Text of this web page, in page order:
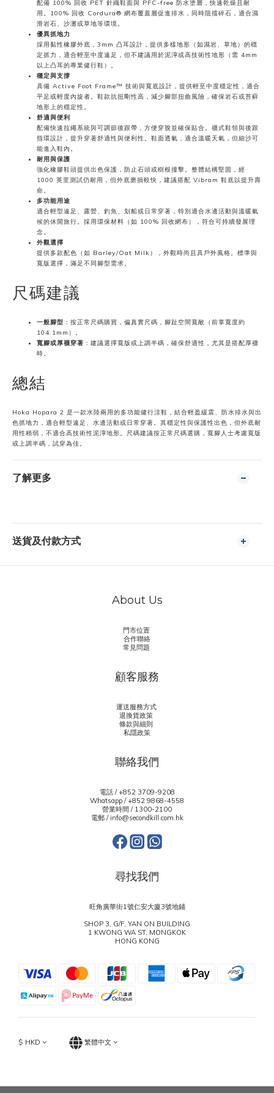
配備 100% 回收 PET 針織鞋面與 PFC-free 防水塗層，快速乾燥且耐
用。100% 回收 Cordura® 網布覆蓋層促進排水，同時阻擋碎石，適合濕
滑岩石、沙灘或草地等環境。
優異抓地力
採用黏性橡膠外底，3mm 凸耳設計，提供多樣地形（如濕岩、草地）的穩
定抓力，適合輕至中度遠足，但不建議用於泥濘或高技術性地形（需 4mm
以上凸耳的專業健行鞋）。
穩定與支撐
具備 Active Foot Frame™ 技術與寬底設計，提供輕至中度穩定性，適合
平足或輕度內旋者。鞋款抗扭剛性高，減少腳部扭曲風險，確保岩石或苔蘚
地形上的穩定性。
舒適與便利
配備快速拉繩系統與可調節後跟帶，方便穿脫並確保貼合。襪式鞋領與後跟
指環設計，提升穿著舒適性與便利性。鞋面透氣，適合溫暖天氣，但細沙可
能進入鞋內。
耐用與保護
強化橡膠鞋頭提供出色保護，防止石頭或樹根撞擊。整體結構堅固，經
1000 英里測試仍耐用，但外底磨損較快，建議搭配 Vibram 鞋底以提升壽
命。
多功能用途
適合輕型遠足、露營、釣魚、划船或日常穿著，特別適合水邊活動與溫暖氣
候的休閒旅行。採用環保材料（如 100% 回收網布），符合可持續發展理
念。
外觀選擇
提供多款配色（如 Barley/Oat Milk），外觀時尚且具戶外風格。標準與
寬版選擇，滿足不同腳型需求。
尺碼建議
一般腳型 ：按正常尺碼購買，偏真實尺碼，腳趾空間寬敞（前掌寬度約
104.1mm）。
寬腳或厚襪穿著 ：建議選擇寬版或上調半碼，確保舒適性，尤其是搭配厚襪
時。
總結
Hoka Hopara 2 是一款水陸兩用的多功能健行涼鞋，結合輕盈緩震、防水排水與出
色抓地力，適合輕型遠足、水邊活動或日常穿著。其穩定性與保護性出色，但外底耐
用性稍弱，不適合高技術性泥濘地形。尺碼建議按正常尺碼選購，寬腳人士考慮寬版
或上調半碼，試穿為佳。
了解更多
送貨及付款方式
About Us
門市位置
合作聯絡
常見問題
顧客服務
運送服務方式
退換貨政策
條款與細則
私隱政策
聯絡我們
電話 / +852 3709-9208
Whatsapp /+852 9868-4558
營業時間 / 1300-2100
電郵 / info@secondkill.com.hk
尋找我們
旺角廣華街1號仁安大廈3號地鋪
SHOP 3, G/F, YAN ON BUILDING
1 KWONG WA ST, MONGKOK
HONG KONG
$ HKD 繁體中文